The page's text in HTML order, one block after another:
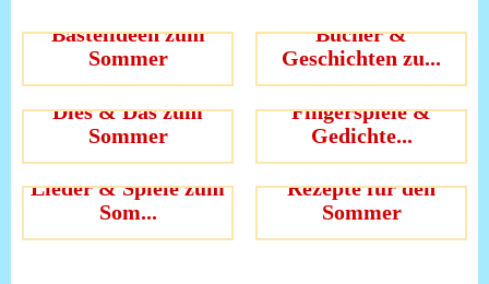
Bastelideen zum
Sommer
Bücher &
Geschichten zu...
Dies & Das zum
Sommer
Fingerspiele &
Gedichte...
Lieder & Spiele zum
Som...
Rezepte für den
Sommer